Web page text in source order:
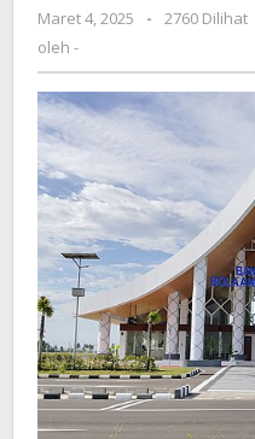
Maret 4, 2025
oleh
-
2760 Dilihat
oleh -